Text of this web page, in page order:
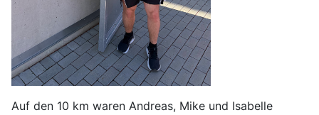
Auf den 10 km waren Andreas, Mike und Isabelle